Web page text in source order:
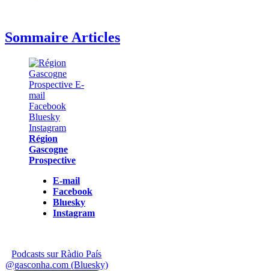
Sommaire Articles
Région
Gascogne
Prospective
E-mail
Facebook
Bluesky
Instagram
Podcasts sur Ràdio País
@gasconha.com (Bluesky)